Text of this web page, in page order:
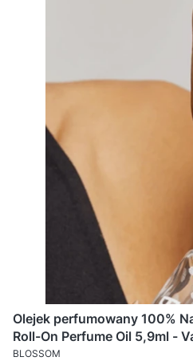
Olejek perfumowany 100% Natural Blossom
Roll-On Perfume Oil 5,9ml -
BLOSSOM